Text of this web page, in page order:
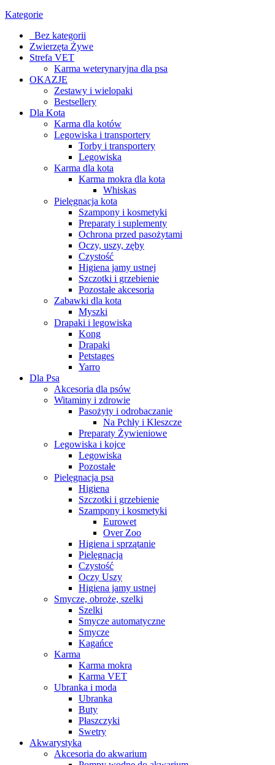
Kategorie
_Bez kategorii
Zwierzęta Żywe
Strefa VET
Karma weterynaryjna dla psa
OKAZJE
Zestawy i wielopaki
Bestsellery
Dla Kota
Karma dla kotów
Legowiska i transportery
Torby i transportery
Legowiska
Karma dla kota
Karma mokra dla kota
Whiskas
Pielęgnacja kota
Szampony i kosmetyki
Preparaty i suplementy
Ochrona przed pasożytami
Oczy, uszy, zęby
Czystość
Higiena jamy ustnej
Szczotki i grzebienie
Pozostałe akcesoria
Zabawki dla kota
Myszki
Drapaki i legowiska
Kong
Drapaki
Petstages
Yarro
Dla Psa
Akcesoria dla psów
Witaminy i zdrowie
Pasożyty i odrobaczanie
Na Pchły i Kleszcze
Preparaty Żywieniowe
Legowiska i kojce
Legowiska
Pozostałe
Pielęgnacja psa
Higiena
Szczotki i grzebienie
Szampony i kosmetyki
Eurowet
Over Zoo
Higiena i sprzątanie
Pielęgnacja
Czystość
Oczy Uszy
Higiena jamy ustnej
Smycze, obroże, szelki
Szelki
Smycze automatyczne
Smycze
Kagańce
Karma
Karma mokra
Karma VET
Ubranka i moda
Ubranka
Buty
Płaszczyki
Swetry
Akwarystyka
Akcesoria do akwarium